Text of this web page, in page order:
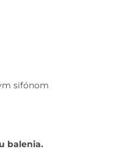
sifónom
balenia.